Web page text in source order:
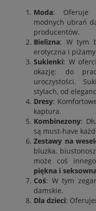
Moda: Oferuje
modnych ubrań
producentów.
Bielizna: W tym
erotyczna i
Sukienki: W
okazję: do
uroczystości.
stylach, od
Dresy:
kaptura.
Kombinezony:
są must-have
Zestawy na
bluzka, biustonosz
może coś
piękna i
Coś: W tym
damskie.
Dla dzieci: